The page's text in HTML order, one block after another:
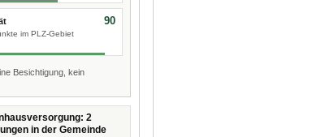
im PLZ-Gebiet
90
Besichtigung, kein
2
in der Gemeinde